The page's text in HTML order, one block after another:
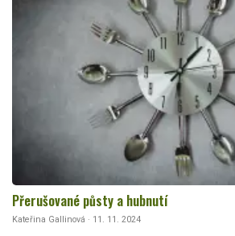
Přerušované půsty a hubnutí
Kateřina Gallinová · 11. 11. 2024